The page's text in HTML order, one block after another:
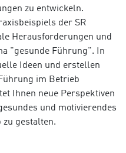
zu entwickeln.
der SR
Herausforderungen und
"gesunde Führung". In
Ideen und erstellen
im Betrieb
Ihnen neue Perspektiven
und motivierendes
gestalten.